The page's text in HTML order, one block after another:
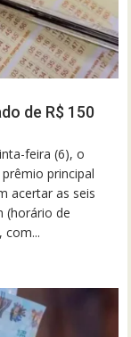
de R$ 150
feira (6), o
principal
acertar as seis
(horário de
com...